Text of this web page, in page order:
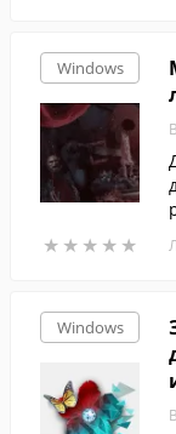
Windows
★ ★ ★ ★ ★
★ ★ ★ ★ ★
Windows